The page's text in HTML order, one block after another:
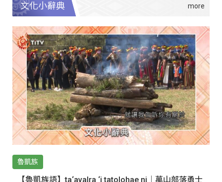
文化小辭典
魯凱族
【魯凱族語】ta‘avalra ‘i tatolohae ni｜萬山部落勇士